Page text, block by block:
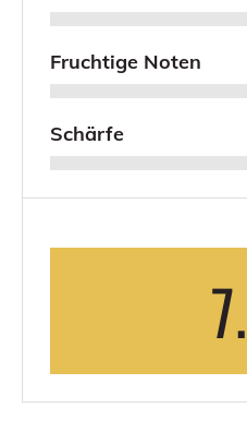
Fruchtige Noten
Schärfe